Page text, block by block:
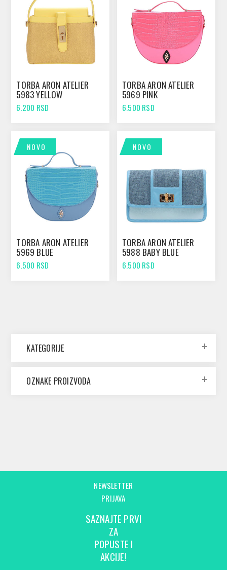
TORBA ARON ATELIER
5983 YELLOW
6.200 RSD
TORBA ARON ATELIER
5969 PINK
6.500 RSD
NOVO
TORBA ARON ATELIER
5969 BLUE
6.500 RSD
NOVO
TORBA ARON ATELIER
5988 BABY BLUE
6.500 RSD
KATEGORIJE
OZNAKE PROIZVODA
NEWSLETTER
PRIJAVA
SAZNAJTE PRVI
ZA
POPUSTE I
AKCIJE!